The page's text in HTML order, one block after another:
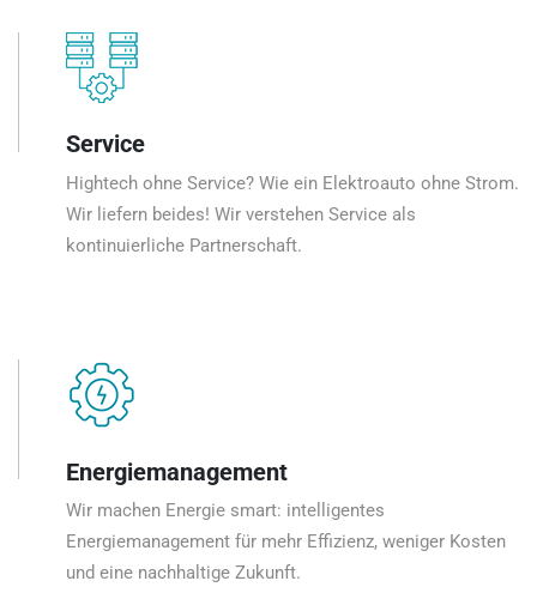
Service
Hightech ohne Service? Wie ein Elektroauto ohne Strom.
Wir liefern beides! Wir verstehen Service als
kontinuierliche Partnerschaft.
Energiemanagement
Wir machen Energie smart: intelligentes
Energiemanagement für mehr Effizienz, weniger Kosten
und eine nachhaltige Zukunft.